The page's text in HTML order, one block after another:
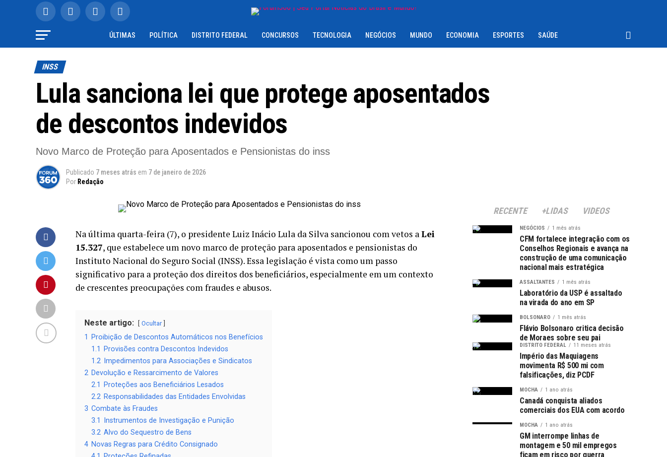
ÚLTIMAS POLÍTICA DISTRITO FEDERAL CONCURSOS TECNOLOGIA NEGÓCIOS MUNDO ECONOMIA ESPORTES SAÚDE
INSS
Lula sanciona lei que protege aposentados
de descontos indevidos
Novo Marco de Proteção para Aposentados e Pensionistas do inss
Publicado 7 meses atrás em 7 de janeiro de 2026
Por Redação
Na última quarta-feira (7), o presidente Luiz Inácio Lula da Silva sancionou com vetos aLei
15.327, que estabelece um novo marco de proteção para aposentados e pensionistas do
Instituto Nacional do Seguro Social (INSS). Essa legislação é vista como um passo
significativo para a proteção dos direitos dos beneficiários, especialmente em um contexto
de crescentes preocupações com fraudes e abusos.
Neste artigo: Ocultar
1
Proibição de Descontos Automáticos nos Benefícios
1.1
Provisões contra Descontos Indevidos
1.2 Impedimentos para Associações e Sindicatos
2 Devolução e Ressarcimento de Valores
2.1
Proteções aos Beneficiários Lesados
2.2 Responsabilidades das Entidades Envolvidas
3 Combate às Fraudes
3.1
Instrumentos de Investigação e Punição
3.2 Alvo do Sequestro de Bens
4 Novas Regras para Crédito Consignado
RECENTE +LIDAS VIDEOS
NEGÓCIOS 1 mês atrás
CFM fortalece integração com os
Conselhos Regionais e avança na
construção de uma comunicação
nacional mais estratégica
ASSALTANTES 1 mês atrás
Laboratório da USP é assaltado
na virada do ano em SP
BOLSONARO 1 mês atrás
Flávio Bolsonaro critica decisão
de Moraes sobre seu pai
DISTRITO FEDERAL 11 meses atrás
Império das Maquiagens
movimenta R$ 500 mi com
falsificações, diz PCDF
MOCHA 1 ano atrás
Canadá conquista aliados
comerciais dos EUA com acordo
MOCHA 1 ano atrás
GM interrompe linhas de
montagem e 50 mil empregos
ficam em risco por guerra